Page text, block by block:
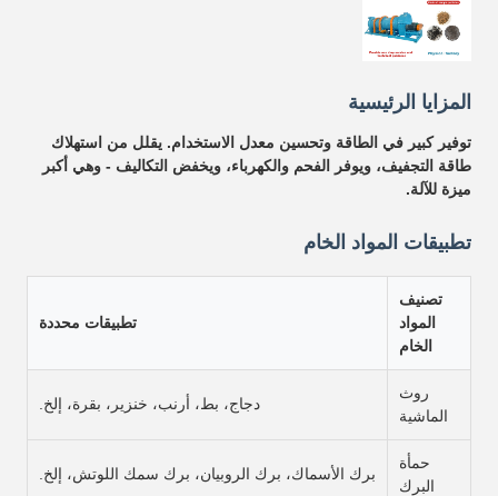
المزايا الرئيسية
توفير كبير في الطاقة وتحسين معدل الاستخدام. يقلل من استهلاك
طاقة التجفيف، ويوفر الفحم والكهرباء، ويخفض التكاليف - وهي أكبر
ميزة للآلة.
تطبيقات المواد الخام
تصنيف
المواد
الخام
تطبيقات محددة
روث
الماشية
دجاج، بط، أرنب، خنزير، بقرة، إلخ.
حمأة
البرك
برك الأسماك، برك الروبيان، برك سمك اللوتش، إلخ.